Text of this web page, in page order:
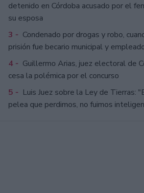
detenido en Córdoba acusado por el
su esposa
3 - Condenado por drogas y robo,
prisión fue becario municipal y
4 - Guillermo Arias, juez electoral de
cesa la polémica por el concurso
5 - Luis Juez sobre la Ley de Tierras:
pelea que perdimos, no fuimos